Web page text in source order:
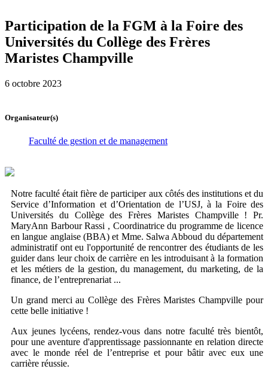
Participation de la FGM à la Foire des
Universités du Collège des Frères
Maristes Champville
6 octobre 2023
Organisateur(s)
Faculté de gestion et de management
Notre faculté était fière de participer aux côtés des institutions et du
Service d’Information et d’Orientation de l’USJ, à la Foire des
Universités du Collège des Frères Maristes Champville ! Pr.
MaryAnn Barbour Rassi , Coordinatrice du programme de licence
en langue anglaise (BBA) et Mme. Salwa Abboud du département
administratif ont eu l'opportunité de rencontrer des étudiants de les
guider dans leur choix de carrière en les introduisant à la formation
et les métiers de la gestion, du management, du marketing, de la
finance, de l’entreprenariat ...
Un grand merci au Collège des Frères Maristes Champville pour
cette belle initiative !
Aux jeunes lycéens, rendez-vous dans notre faculté très bientôt,
pour une aventure d'apprentissage passionnante en relation directe
avec le monde réel de l’entreprise et pour bâtir avec eux une
carrière réussie.